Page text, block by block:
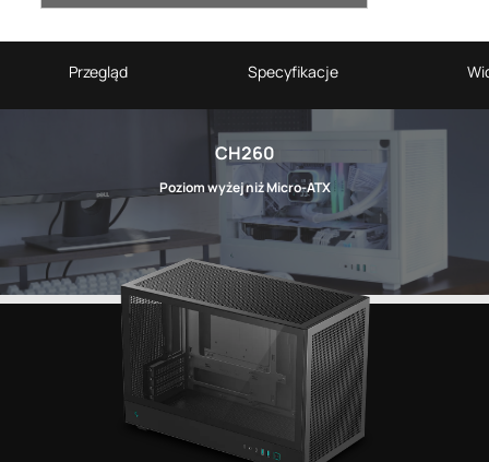
Przegląd Specyfikacje
CH260
Poziom wyżej niż Micro-ATX